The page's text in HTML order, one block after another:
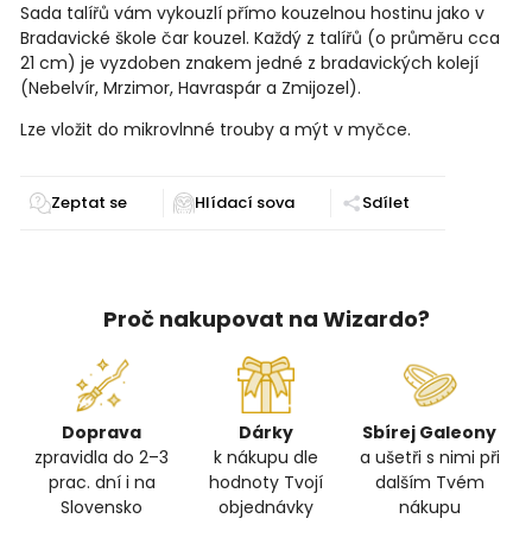
Sada talířů vám vykouzlí přímo kouzelnou hostinu jako v
Bradavické škole čar kouzel. Každý z talířů (o průměru cca
21 cm) je vyzdoben znakem jedné z bradavických kolejí
(Nebelvír, Mrzimor, Havraspár a Zmijozel).
Lze vložit do mikrovlnné trouby a mýt v myčce.
Zeptat se Sdílet
Proč nakupovat na Wizardo?
Doprava
zpravidla do 2–3
prac. dní i na
Slovensko
Dárky
k nákupu dle
hodnoty Tvojí
objednávky
Sbírej Galeony
a ušetři s nimi při
dalším Tvém
nákupu